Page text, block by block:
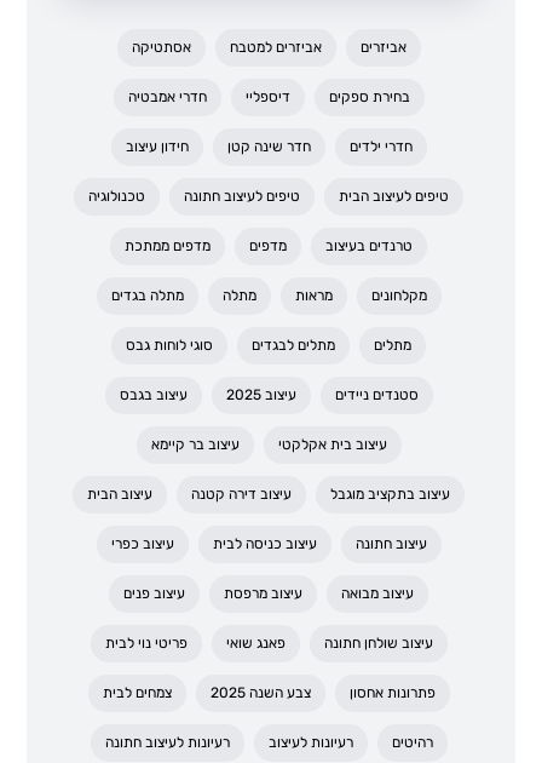
אביזרים אביזרים למטבח אסתטיקה
בחירת ספקים דיספליי חדרי אמבטיה
חדרי ילדים חדר שינה קטן חידון עיצוב
טיפים לעיצוב הבית טיפים לעיצוב חתונה טכנולוגיה
טרנדים בעיצוב מדפים מדפים ממתכת
מקלחונים מראות מתלה מתלה בגדים
מתלים מתלים לבגדים סוגי לוחות גבס
סטנדים ניידים עיצוב 2025 עיצוב בגבס
עיצוב בית אקלקטי עיצוב בר קיימא
עיצוב בתקציב מוגבל עיצוב דירה קטנה עיצוב הבית
עיצוב חתונה עיצוב כניסה לבית עיצוב כפרי
עיצוב מבואה עיצוב מרפסת עיצוב פנים
עיצוב שולחן חתונה פאנג שואי פריטי נוי לבית
פתרונות אחסון צבע השנה 2025 צמחים לבית
רהיטים רעיונות לעיצוב רעיונות לעיצוב חתונה